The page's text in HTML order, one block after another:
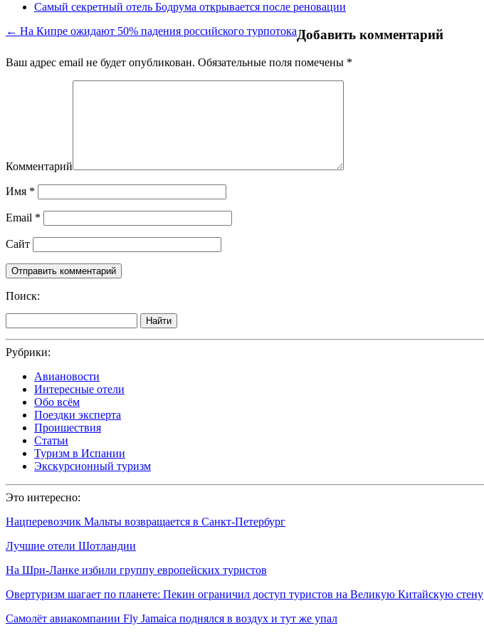
Самый секретный отель Бодрума открывается после реновации
← На Кипре ожидают 50% падения российского турпотокаДобавить комментарий
Ваш адрес email не будет опубликован. Обязательные поля помечены *
Комментарий
Имя *
Email *
Сайт
Поиск:
Найти
Рубрики:
Авиановости
Интересные отели
Обо всём
Поездки эксперта
Проишествия
Статьи
Туризм в Испании
Экскурсионный туризм
Это интересно:
Нацперевозчик Мальты возвращается в Санкт-Петербург
Лучшие отели Шотландии
На Шри-Ланке избили группу европейских туристов
Овертуризм шагает по планете: Пекин ограничил доступ туристов на Великую Китайскую стену
Самолёт авиакомпании Fly Jamaica поднялся в воздух и тут же упал